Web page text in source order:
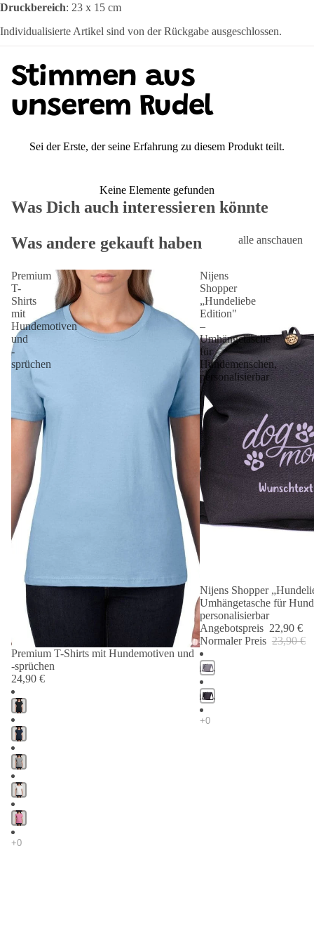
Druckbereich: 23 x 15 cm
Individualisierte Artikel sind von der Rückgabe ausgeschlossen.
Stimmen aus
unserem Rudel
Sei der Erste, der seine Erfahrung zu diesem Produkt teilt.
Keine Elemente gefunden
Was Dich auch interessieren könnte
Was andere gekauft haben
alle anschauen
Premium
T-
Shirts
mit
Hundemotiven
und
-
sprüchen
Premium T-Shirts mit Hundemotiven und
-sprüchen
24,90 €
Nijens
Shopper
„Hundeliebe
Edition"
–
Umhängetasche
für
Hundemenschen,
personalisierbar
Angebot 🐾
Nijens Shopper
Umhängetasche für
personalisierbar
Angebotspreis 22,90 €
Normaler Preis 23,90 €